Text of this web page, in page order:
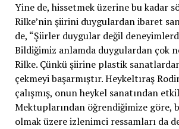
Yine de, hissetmek üzerine bu kadar
Rilke’nin şiirini duygulardan ibaret
de, “Şiirler duygular değil
Bildiğimiz anlamda duygulardan çok
Rilke. Çünkü şiirine plastik
çekmeyi başarmıştır. Heykeltıraş
çalışmış, onun heykel sanatından
Mektuplarından öğrendiğimize göre,
olmak üzere izlenimci ressamları da